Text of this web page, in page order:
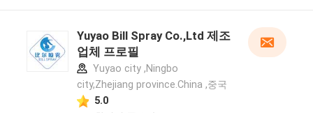
Yuyao Bill Spray Co.,Ltd 제조
업체 프로필
Yuyao city ,Ningbo
city,Zhejiang province.China ,중국
5.0